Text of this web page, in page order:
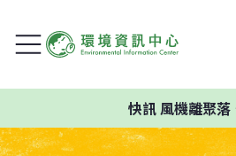
快訊風機離聚落